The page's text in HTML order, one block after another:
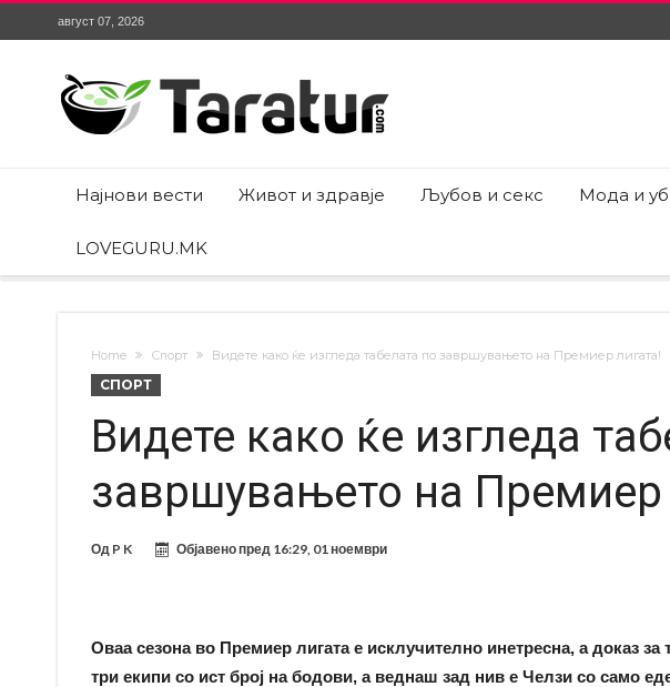
август 07, 2026
Најнови вести Живот и здравје Љубов и секс Мода и
LOVEGURU.MK
Home Спорт Видете како ќе изгледа табелата по завршувањето на Премиер лигата!
СПОРТ
Видете како ќе изгледа
завршувањето на Премиер
Од P K Објавено пред 16:29, 01 ноември
Оваа сезона во Премиер лигата е исклучително инетресна, а доказ за
три екипи со ист број на бодови, а веднаш зад нив е Челзи со само